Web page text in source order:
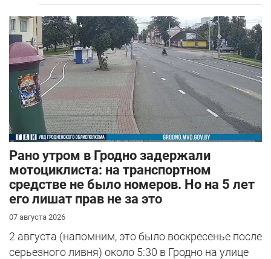
Рано утром в Гродно задержали
мотоциклиста: на транспортном
средстве не было номеров. Но на 5 лет
его лишат прав не за это
07 августа 2026
2 августа (напомним, это было воскресенье после
серьезного ливня) около 5:30 в Гродно на улице